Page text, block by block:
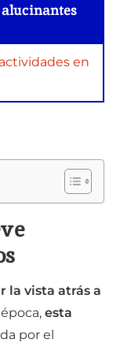
en
la vista atrás a
esta
por el